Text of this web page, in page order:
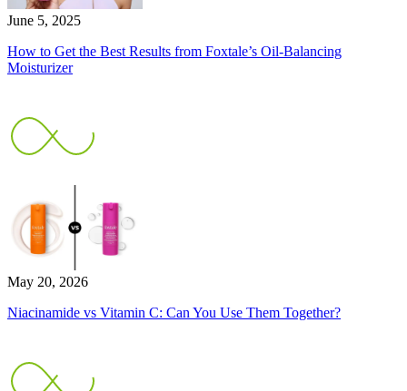
June 5, 2025
How to Get the Best Results from Foxtale’s Oil-Balancing
Moisturizer
May 20, 2026
Niacinamide vs Vitamin C: Can You Use Them Together?